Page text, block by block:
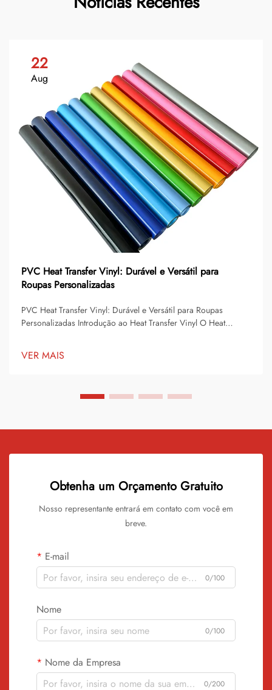
22
Aug
PVC Heat Transfer Vinyl: Durável e Versátil para
Roupas Personalizadas
PVC Heat Transfer Vinyl: Durável e Versátil para Roupas
Personalizadas Introdução ao Heat Transfer Vinyl O Heat
decoração e personalização de roupas. Permite que escolas,
equipes esportivas, pequenas empre...
VER MAIS
Obtenha um Orçamento Gratuito
Nosso representante entrará em contato com você em
breve.
E-mail
0/100
Nome
0/100
Nome da Empresa
0/200